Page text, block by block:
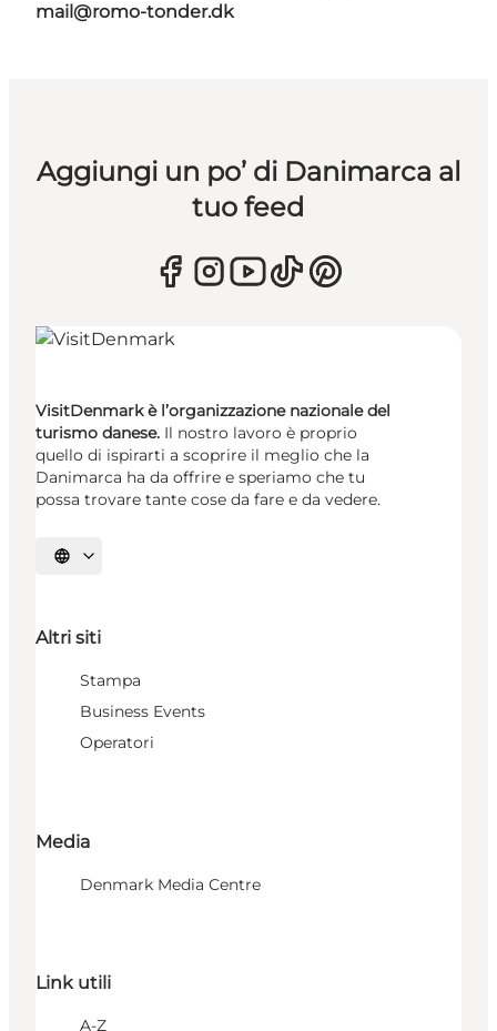
mail@romo-tonder.dk
Aggiungi un po’ di Danimarca al
tuo feed
VisitDenmark è l’organizzazione nazionale del
turismo danese. Il nostro lavoro è proprio
quello di ispirarti a scoprire il meglio che la
Danimarca ha da offrire e speriamo che tu
possa trovare tante cose da fare e da vedere.
Seleziona la lingua
Altri siti
Stampa
Business Events
Operatori
Media
Denmark Media Centre
Link utili
A-Z